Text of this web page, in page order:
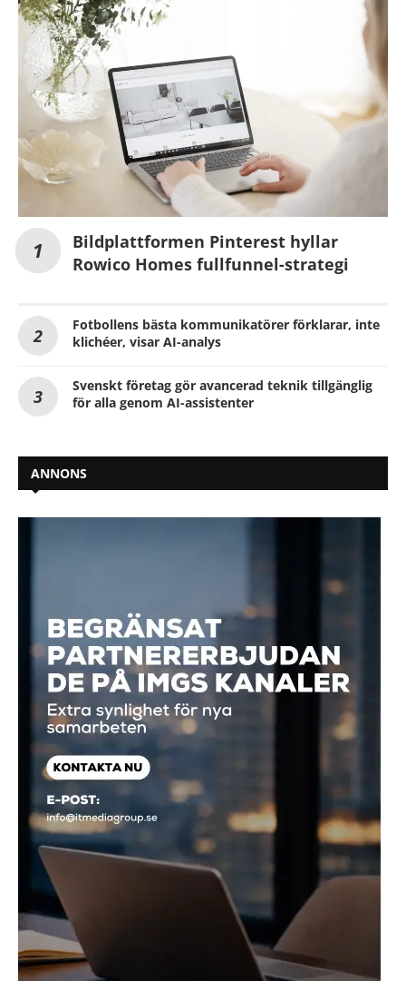
Bildplattformen Pinterest hyllar
Rowico Homes fullfunnel-strategi
Fotbollens bästa kommunikatörer förklarar, inte
klichéer, visar AI-analys
Svenskt företag gör avancerad teknik tillgänglig
för alla genom AI-assistenter
ANNONS